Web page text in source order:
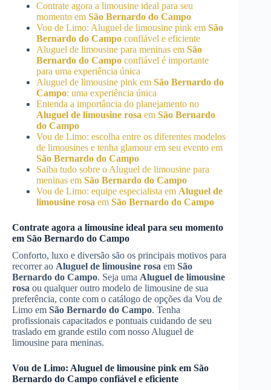
Contrate agora a limousine ideal para seu
momento em São Bernardo do Campo
Vou de Limo: Aluguel de limousine pink em São
Bernardo do Campo confiável e eficiente
Aluguel de limousine para meninas em São
Bernardo do Campo confiável é importante
para uma experiência única
Aluguel de limousine pink em São Bernardo do
Campo: uma experiência única
Entenda a importância do planejamento no
Aluguel de limousine rosa em São Bernardo
do Campo
Vou de Limo: escolha entre os diferentes modelos
de limousines e tenha glamour em seu evento em
São Bernardo do Campo
Saiba tudo sobre o Aluguel de limousine para
meninas em São Bernardo do Campo
Vou de Limo: equipe especialista em Aluguel de
limousine rosa em São Bernardo do Campo
Contrate agora a limousine ideal para seu momento
em São Bernardo do Campo
Conforto, luxo e diversão são os principais motivos para
recorrer ao Aluguel de limousine rosa em São
Bernardo do Campo. Seja uma Aluguel de limousine
rosa ou qualquer outro modelo de limousine de sua
preferência, conte com o catálogo de opções da Vou de
Limo em São Bernardo do Campo. Tenha
profissionais capacitados e pontuais cuidando de seu
traslado em grande estilo com nosso Aluguel de
limousine para meninas.
Vou de Limo: Aluguel de limousine pink em São
Bernardo do Campo confiável e eficiente